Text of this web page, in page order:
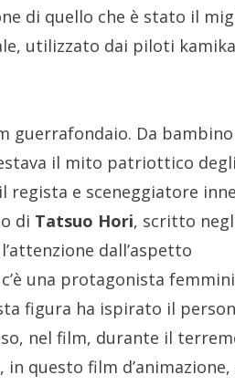
di quello che è stato il
utilizzato dai piloti
guerrafondaio. Da bambino
il mito patriottico degli
regista e sceneggiatore
di Tatsuo Hori, scritto
dall’aspetto
una protagonista
figura ha ispirato il
nel film, durante il
questo film